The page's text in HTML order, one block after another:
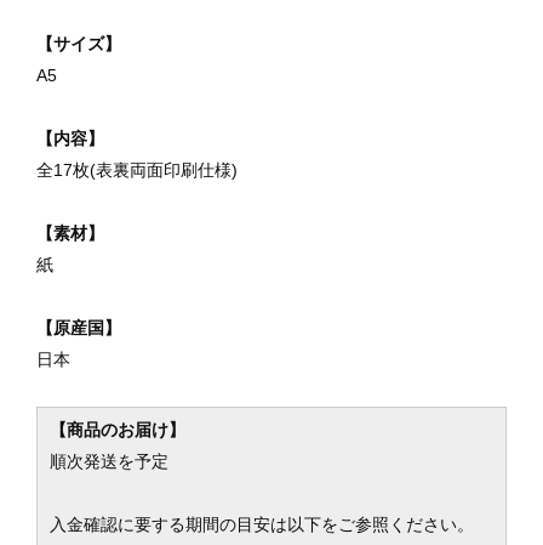
【サイズ】
A5
【内容】
全17枚(表裏両面印刷仕様)
【素材】
紙
【原産国】
日本
【商品のお届け】
順次発送を予定
入金確認に要する期間の目安は以下をご参照ください。